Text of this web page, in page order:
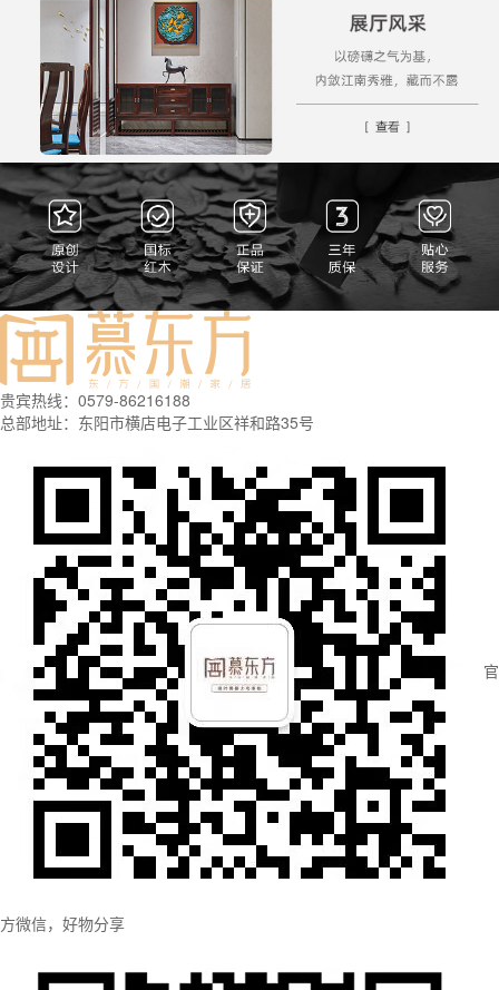
贵宾热线：0579-86216188
总部地址：东阳市横店电子工业区祥和路35号
官
方微信，好物分享